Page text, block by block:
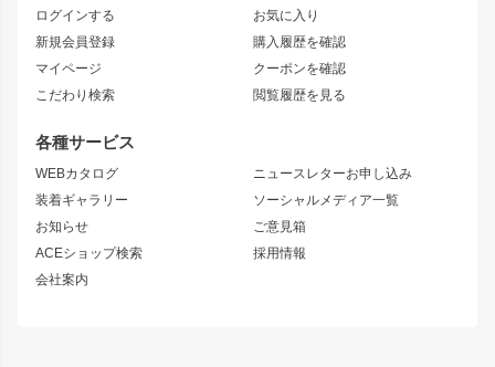
ログインする
新規会員登録
マイページ
こだわり検索
お気に入り
購入履歴を確認
クーポンを確認
閲覧履歴を見る
各種サービス
WEBカタログ
装着ギャラリー
お知らせ
ACEショップ検索
会社案内
ニュースレターお申し込み
ソーシャルメディア一覧
ご意見箱
採用情報
マークX
ニッサン
S15 シルビア
S14 シルビア 後期
S13 シルビア
180SX
シルエイティ
ワンビア
ローレル
セフィーロ
キャラバン
スズキ
リアウイング
ジムニーパーツ
ホイール
MUD-S7
MUD-SR7
まつど家 鉄漢